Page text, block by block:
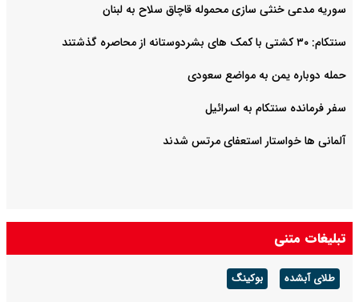
سوریه مدعی خنثی سازی محموله قاچاق سلاح به لبنان
سنتکام: ۳۰ کشتی با کمک های بشردوستانه از محاصره گذشتند
حمله دوباره یمن به مواضع سعودی
سفر فرمانده سنتکام به اسرائیل
آلمانی ها خواستار استعفای مرتس شدند
تبلیغات متنی
طلای آبشده بوکینگ